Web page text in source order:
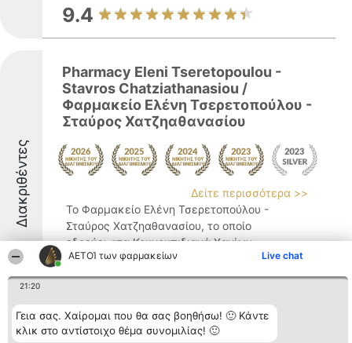
ΑΕΤΟΊ των φαρμακείων Live chat
21:20
Γεια σας. Χαίρομαι που θα σας βοηθήσω! 🙂 Κάντε
κλικ στο αντίστοιχο θέμα συνομιλίας! 🙂
9.4
Διακριθέντες
Pharmacy Eleni Tseretopoulou -
Stavros Chatziathanasiou /
Φαρμακείο Ελένη Τσερετοπούλου -
Σταύρος Χατζηαθανασίου
Δείτε περισσότερα >>
Το Φαρμακείο Ελένη Τσερετοπούλου -
Σταύρος Χατζηαθανασίου, το οποίο
εδρεύει στα Κουνουπιδιανά Χανίων,
διακρίνεται ως αξιόπιστη επιλογή στον
τομέα της υγείας και της ομορφιάς. Η
φαρμακοποιούς με πτυχία από το ...
8.6